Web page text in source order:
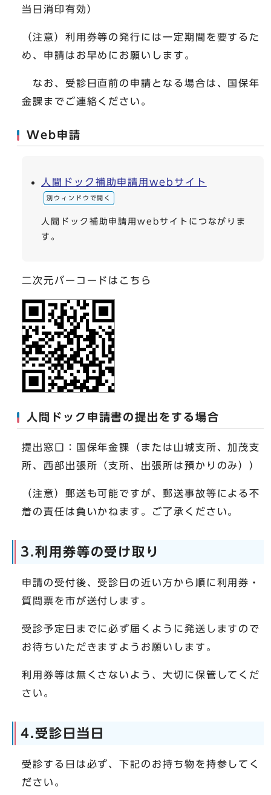
当日消印有効）
（注意）利用券等の発行には一定期間を要するた
め、申請はお早めにお願いします。
なお、受診日直前の申請となる場合は、国保年
金課までご連絡ください。
Web申請
人間ドック補助申請用webサイト
別ウィンドウで開く
人間ドック補助申請用webサイトにつながりま
す。
二次元バーコードはこちら
人間ドック申請書の提出をする場合
提出窓口：国保年金課（または山城支所、加茂支
所、西部出張所（支所、出張所は預かりのみ））
（注意）郵送も可能ですが、郵送事故等による不
着の責任は負いかねます。ご了承ください。
3.利用券等の受け取り
申請の受付後、受診日の近い方から順に利用券・
質問票を市が送付します。
受診予定日までに必ず届くように発送しますので
お待ちいただきますようお願いします。
利用券等は無くさないよう、大切に保管してくだ
さい。
4.受診日当日
受診する日は必ず、下記のお持ち物を持参してく
ださい。